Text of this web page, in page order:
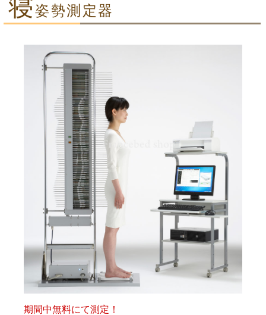
寝姿勢測定器
期間中無料にて測定！